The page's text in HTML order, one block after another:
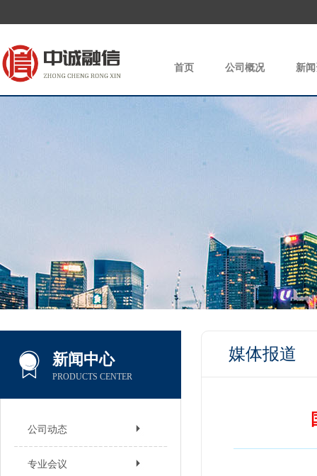
首页 公司概况 新
新闻中心
PRODUCTS CENTER
公司动态
专业会议
媒体报道